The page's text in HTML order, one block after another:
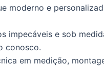
moderno e
impecáveis e sob
conosco.
em medição,